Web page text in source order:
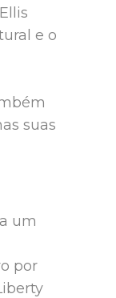
e o
suas
um
por